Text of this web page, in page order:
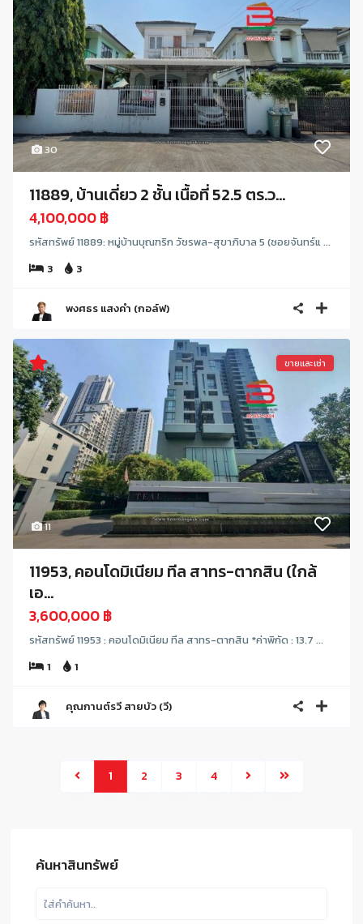
30
11889, บ้านเดี่ยว 2 ชั้น เนื้อที่ 52.5 ตร.ว...
4,100,000 ฿
รหัสทรัพย์ 11889: หมู่บ้านบุณฑริก วัชรพล-สุขาภิบาล 5 (ซอยจันทร์แ ...
3
3
พงศธร แสงคำ (กอล์ฟ)
11
ขายและเช่า
11953, คอนโดมิเนียม ทีล สาทร-ตากสิน (ใกล้
เอ...
3,600,000 ฿
รหัสทรัพย์ 11953 : คอนโดมิเนียม ทีล สาทร-ตากสิน *ค่าพิกัด : 13.7 ...
1
1
คุณกานต์รวี สายบัว (วี)
1 2 3 4
ค้นหาสินทรัพย์